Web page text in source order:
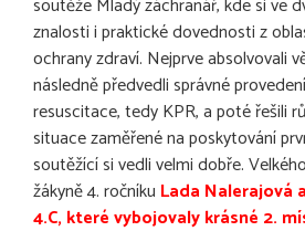
soutěže Mladý záchranář, kde si ve
znalosti i praktické dovednosti z
ochrany zdraví. Nejprve absolvovali
následně předvedli správné
resuscitace, tedy KPR, a poté řešili
situace zaměřené na poskytování
soutěžící si vedli velmi dobře.
žákyně 4. ročníku Lada Nalerajová
4.C, které vybojovaly krásné 2.